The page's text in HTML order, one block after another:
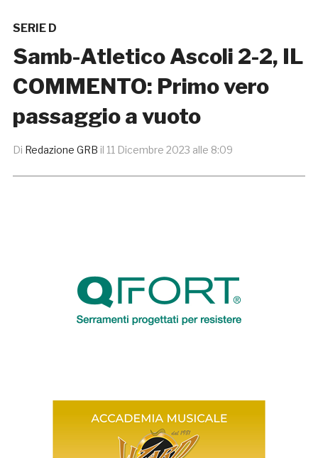
SERIE D
Samb-Atletico Ascoli 2-2, IL
COMMENTO: Primo vero
passaggio a vuoto
Di Redazione GRB il 11 Dicembre 2023 alle 8:09